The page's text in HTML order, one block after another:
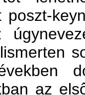
poszt-
az